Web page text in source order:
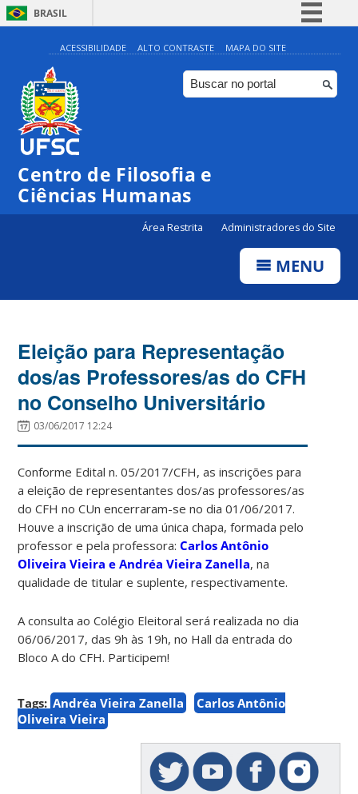
BRASIL
Simplifique!
Comunica BR
Participe
ACESSIBILIDADE ALTO CONTRASTE MAPA DO SITE
Centro de Filosofia e
Ciências Humanas
Área Restrita Administradores do Site
MENU
Eleição para Representação
dos/as Professores/as do CFH
no Conselho Universitário
03/06/2017 12:24
Conforme Edital n. 05/2017/CFH, as inscrições para
a eleição de representantes dos/as professores/as
do CFH no CUn encerraram-se no dia 01/06/2017.
Houve a inscrição de uma única chapa, formada pelo
professor e pela professora:Carlos Antônio
Oliveira Vieira e Andréa Vieira Zanella, na
qualidade de titular e suplente, respectivamente.
A consulta ao Colégio Eleitoral será realizada no dia
06/06/2017, das 9h às 19h, no Hall da entrada do
Bloco A do CFH. Participem!
Tags: Andréa Vieira Zanella
Carlos Antônio
Oliveira Vieira